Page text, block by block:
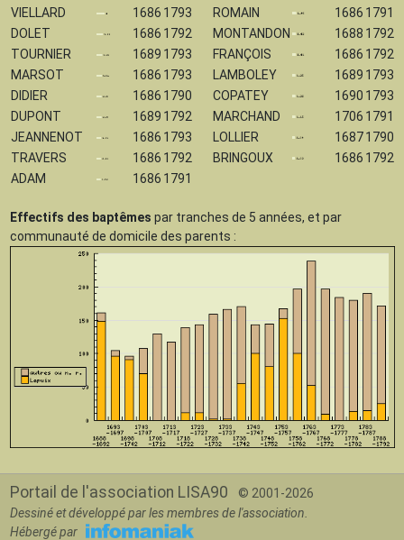
VIELLARD
1686 1793
DOLET
1686 1792
TOURNIER
1689 1793
MARSOT
1686 1793
DIDIER
1686 1790
DUPONT
1689 1792
JEANNENOT
1686 1793
TRAVERS
1686 1792
ADAM
1686 1791
ROMAIN
1686 1791
MONTANDON
1688 1792
FRANÇOIS
1686 1792
LAMBOLEY
1689 1793
COPATEY
1690 1793
MARCHAND
1706 1791
LOLLIER
1687 1790
BRINGOUX
1686 1792
Effectifs des baptêmes par tranches de 5 années, et par
communauté de domicile des parents :
Portail de l'association LISA90
© 2001-2026
Dessiné et développé par les membres de l'association.
Hébergé par